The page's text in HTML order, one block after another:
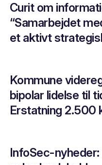
Curit om
“Samarbejdet
et aktivt
Kommune
bipolar lidelse til
Erstatning 2.500
InfoSec-nyheder: